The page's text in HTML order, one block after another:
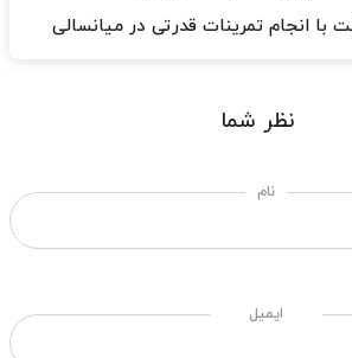
انجام تمرینات قدرتی در میانسالی
نظر شما
نام
ایمیل